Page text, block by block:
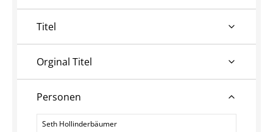
Titel
Orginal Titel
Personen
Personen